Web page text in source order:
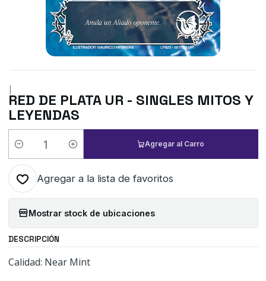
|
RED DE PLATA UR - SINGLES MITOS Y
LEYENDAS
Cantidad
Agregar al Carro
Agregar a la lista de favoritos
Mostrar stock de ubicaciones
DESCRIPCIÓN
Calidad: Near Mint